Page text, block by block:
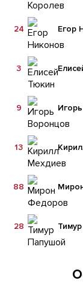
Егор
24
3
9
13
88
28